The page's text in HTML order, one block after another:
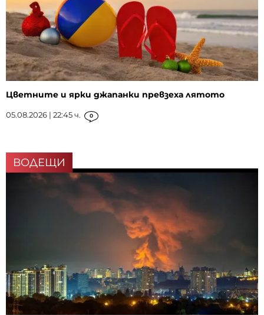
Цветните и ярки джапанки превзеха лятото
05.08.2026 | 22:45 ч. 0
ВОДЕЩИ